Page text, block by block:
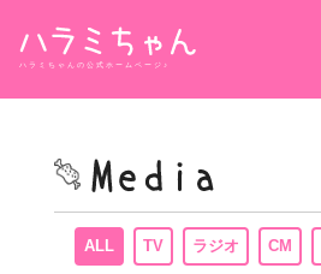
content
ハラミちゃんの公式ホームページ♪
ALL TV ラジオ CM